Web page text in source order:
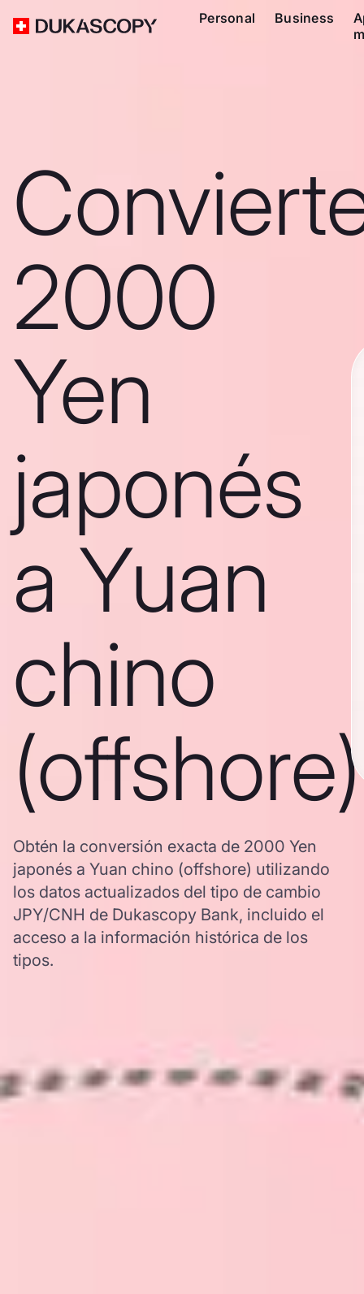
Personal Business
2000
Yen
japonés
a Yuan
chino
(offshore)
Obtén la conversión exacta de 2000 Yen
japonés a Yuan chino (offshore) utilizando
los datos actualizados del tipo de cambio
JPY/CNH de Dukascopy Bank, incluido el
acceso a la información histórica de los
tipos.